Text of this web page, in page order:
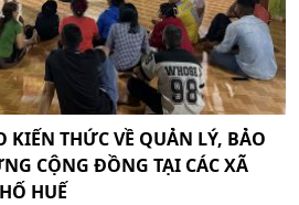
KIẾN THỨC VỀ QUẢN LÝ, BẢO
CỘNG ĐỒNG TẠI CÁC XÃ
HUẾ